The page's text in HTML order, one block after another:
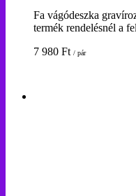
Fa vágódeszka
termék rendelésnél a
7 980 Ft / pár